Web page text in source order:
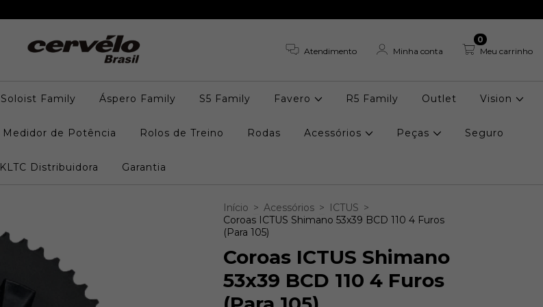
Atendimento Minha conta Meu carrinho
0
Soloist Family Áspero Family S5 Family Favero R5 Family Outlet Vision
Medidor de Potência Rolos de Treino Rodas Acessórios Peças Seguro
KLTC Distribuidora Garantia
Início > Acessórios > ICTUS >
Coroas ICTUS Shimano 53x39 BCD 110 4 Furos
(Para 105)
Coroas ICTUS Shimano
53x39 BCD 110 4 Furos